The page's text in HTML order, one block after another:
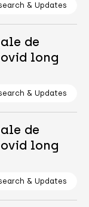
& Updates
de
long
& Updates
de
long
& Updates